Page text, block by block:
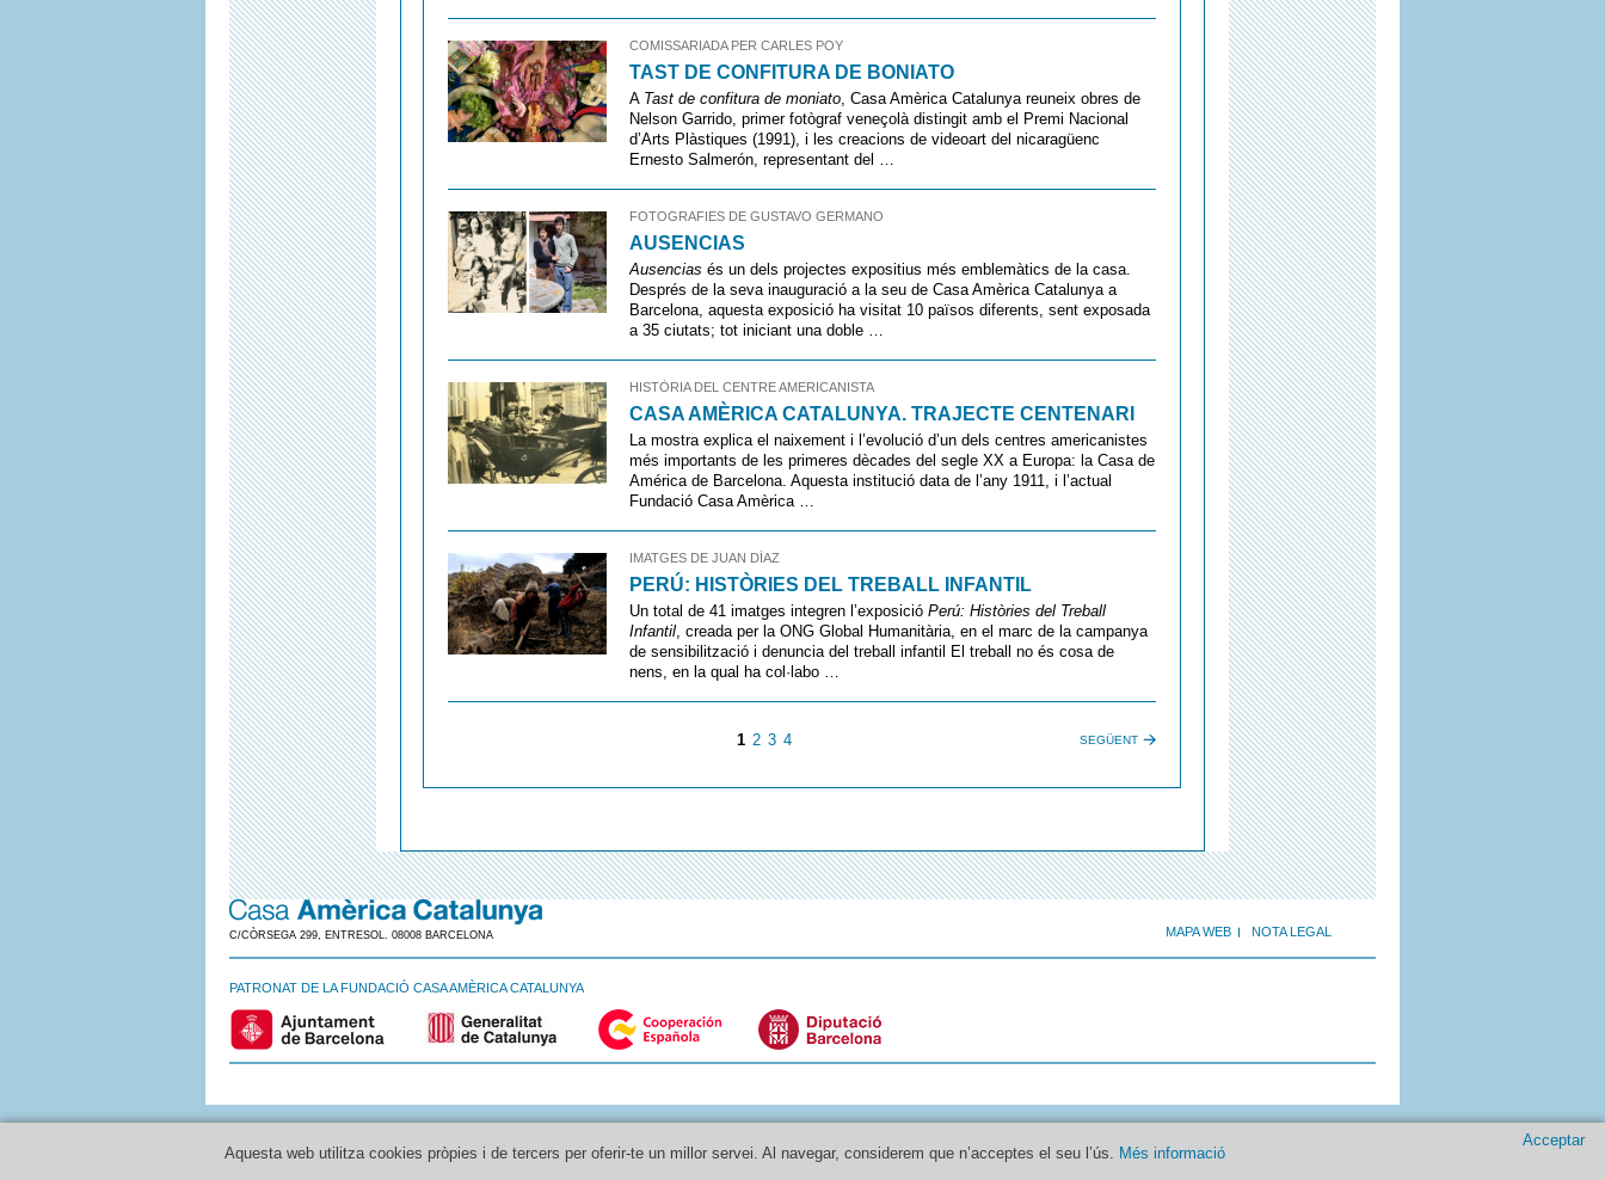
Aquesta web utilitza cookies pròpies i de tercers per oferir-te un millor servei. Al navegar, considerem que n’acceptes el seu l’ús. Més informació
Acceptar
COMISSARIADA PER CARLES POY
TAST DE CONFITURA DE BONIATO
A Tast de confitura de moniato, Casa Amèrica Catalunya reuneix obres de
Nelson Garrido, primer fotògraf veneçolà distingit amb el Premi Nacional
d’Arts Plàstiques (1991), i les creacions de videoart del nicaragüenc
Ernesto Salmerón, representant del …
FOTOGRAFIES DE GUSTAVO GERMANO
AUSENCIAS
Ausencias és un dels projectes expositius més emblemàtics de la casa.
Després de la seva inauguració a la seu de Casa Amèrica Catalunya a
Barcelona, aquesta exposició ha visitat 10 països diferents, sent exposada
a 35 ciutats; tot iniciant una doble …
HISTÒRIA DEL CENTRE AMERICANISTA
CASA AMÈRICA CATALUNYA. TRAJECTE CENTENARI
La mostra explica el naixement i l’evolució d’un dels centres americanistes
més importants de les primeres dècades del segle XX a Europa: la Casa de
América de Barcelona. Aquesta institució data de l’any 1911, i l’actual
Fundació Casa Amèrica …
IMATGES DE JUAN DÍAZ
PERÚ: HISTÒRIES DEL TREBALL INFANTIL
Un total de 41 imatges integren l’exposició Perú: Històries del Treball
Infantil, creada per la ONG Global Humanitària, en el marc de la campanya
de sensibilització i denuncia del treball infantil El treball no és cosa de
nens, en la qual ha col·labo …
SEGÜENT
1 2 3 4
MAPA WEB NOTA LEGAL
C/CÒRSEGA 299, ENTRESOL. 08008 BARCELONA
PATRONAT DE LA FUNDACIÓ CASA AMÈRICA CATALUNYA